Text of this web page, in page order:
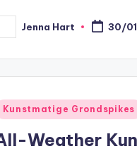
Jenna Hart 30/
Kunstmatige Grondspikes
Weather